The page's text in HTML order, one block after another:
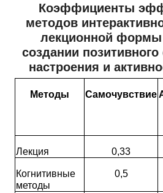
Коэффициенты
методов
лекционной формы
создании
настроения и
Методы Самочувствие
Лекция 0,33
Когнитивные
методы
0,5